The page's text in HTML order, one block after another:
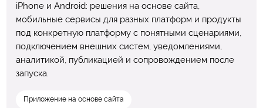
iPhone и Android: решения на основе сайта,
мобильные сервисы для разных платформ и продукты
под конкретную платформу с понятными сценариями,
подключением внешних систем, уведомлениями,
аналитикой, публикацией и сопровождением после
запуска.
Приложение на основе сайта